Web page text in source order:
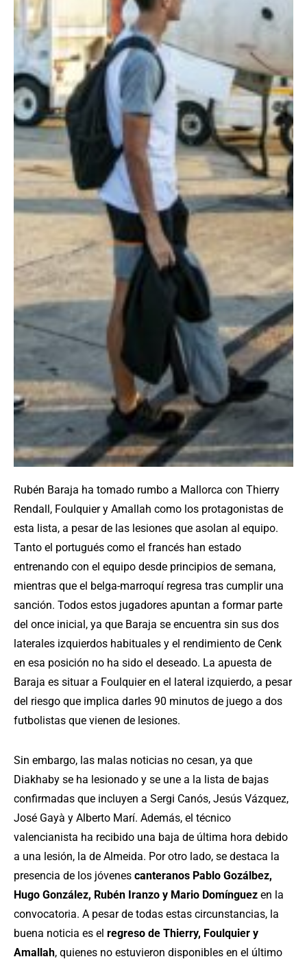
Rubén Baraja ha tomado rumbo a Mallorca con Thierry
Rendall, Foulquier y Amallah como los protagonistas de
esta lista, a pesar de las lesiones que asolan al equipo.
Tanto el portugués como el francés han estado
entrenando con el equipo desde principios de semana,
mientras que el belga-marroquí regresa tras cumplir una
sanción. Todos estos jugadores apuntan a formar parte
del once inicial, ya que Baraja se encuentra sin sus dos
laterales izquierdos habituales y el rendimiento de Cenk
en esa posición no ha sido el deseado. La apuesta de
Baraja es situar a Foulquier en el lateral izquierdo, a pesar
del riesgo que implica darles 90 minutos de juego a dos
futbolistas que vienen de lesiones.
Sin embargo, las malas noticias no cesan, ya que
Diakhaby se ha lesionado y se une a la lista de bajas
confirmadas que incluyen a Sergi Canós, Jesús Vázquez,
José Gayà y Alberto Marí. Además, el técnico
valencianista ha recibido una baja de última hora debido
a una lesión, la de Almeida. Por otro lado, se destaca la
presencia de los jóvenes canteranos Pablo Gozálbez,
Hugo González, Rubén Iranzo y Mario Domínguez en la
convocatoria. A pesar de todas estas circunstancias, la
buena noticia es el regreso de Thierry, Foulquier y
Amallah, quienes no estuvieron disponibles en el último